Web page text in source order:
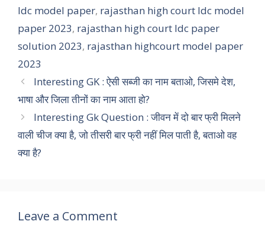
ldc model paper, rajasthan high court ldc model
paper 2023, rajasthan high court ldc paper
solution 2023, rajasthan highcourt model paper
2023
Interesting GK : ऐसी सब्जी का नाम बताओ, जिसमे देश,
भाषा और जिला तीनों का नाम आता हो?
Interesting Gk Question : जीवन में दो बार फ्री मिलने
वाली चीज क्या है, जो तीसरी बार फ्री नहीं मिल पाती है, बताओ वह
क्‍या है?
Leave a Comment